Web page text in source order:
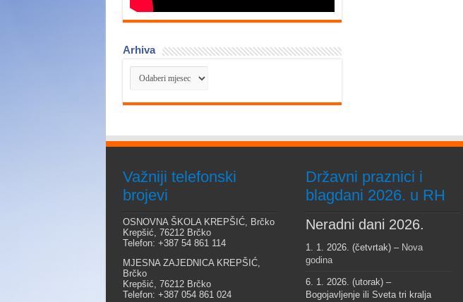
Arhiva
Arhiva
Važniji telefonski
brojevi
OSNOVNA ŠKOLA KREPŠIĆ, Brčko
Krepšić, 76212 Brčko
Telefon: +387 54 861 114
MJESNA ZAJEDNICA KREPŠIĆ,
Brčko
Krepšić, 76212 Brčko
Telefon: +387 054 861 024
Državni praznici i
blagdani 2026. u RH
Neradni dani 2026.
1. 1. 2026. (četvrtak) – Nova
godina
6. 1. 2026. (utorak) –
Bogojavljenje ili Sveta tri kralja